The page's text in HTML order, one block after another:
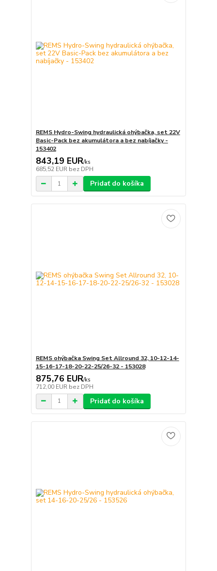
REMS Hydro-Swing hydraulická ohýbačka, set 22V
Basic-Pack bez akumulátora a bez nabíjačky -
153402
843,19 EUR/ks
685,52 EUR bez DPH
Pridať do košíka
REMS ohýbačka Swing Set Allround 32, 10-12-14-
15-16-17-18-20-22-25/26-32 - 153028
875,76 EUR/ks
712,00 EUR bez DPH
Pridať do košíka